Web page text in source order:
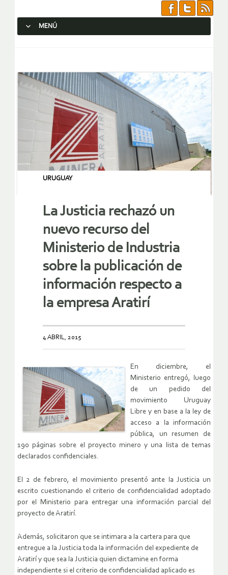
MENÚ
URUGUAY
La Justicia rechazó un
nuevo recurso del
Ministerio de Industria
sobre la publicación de
información respecto a
la empresa Aratirí
4 ABRIL, 2015
En diciembre, el
Ministerio entregó, luego
de un pedido del
movimiento Uruguay
Libre y en base a la ley de
acceso a la información
pública, un resumen de
190 páginas sobre el proyecto minero y una lista de temas
declarados confidenciales.
El 2 de febrero, el movimiento presentó ante la Justicia un
escrito cuestionando el criterio de confidencialidad adoptado
por el Ministerio para entregar una información parcial del
proyecto de Aratirí.
Además, solicitaron que se intimara a la cartera para que
entregue a la Justicia toda la información del expediente de
Aratirí y que sea la Justicia quien dictamine en forma
independiente si el criterio de confidencialidad aplicado es